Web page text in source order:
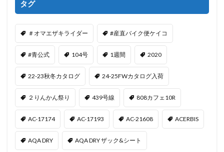
タグ
＃オマエザキライダー #産直バイク便ケイコ
#青公式 104号 1週間 2020
22-23秋冬カタログ 24-25FWカタログ入荷
２りんかん祭り 439号線 808カフェ10R
AC-17174 AC-17193 AC-21608 ACERBIS
AQA DRY AQA DRY ザック&シート